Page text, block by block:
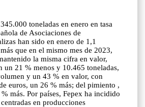
toneladas en enero en tasa
de Asociaciones de
han sido en enero de 1,1
que en el mismo mes de 2023,
la misma cifra en valor,
un 21 % menos y 10.465 toneladas,
y un 43 % en valor, con
euros, un 26 % más; del pimiento ,
más. Por países, Fepex ha incidido
en producciones